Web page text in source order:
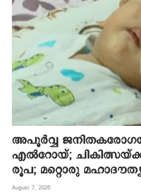
അപൂര്‍വ്വ
എല്‍റോയ്;
രൂപ; മറ്റൊരു
August 7, 2026